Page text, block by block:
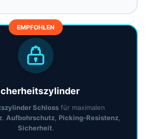
EMPFOHLEN
Schlossfür maximalen
. Aufbohrschutz Picking-Resistenz
Sicherheit.